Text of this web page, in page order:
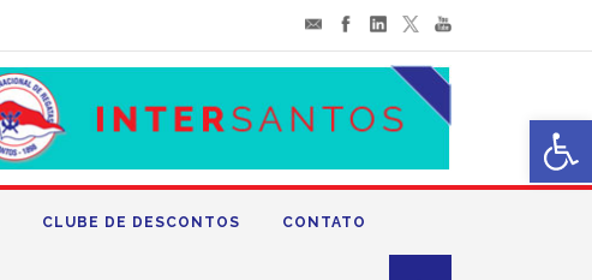
CLUBE DE DESCONTOS CONTATO
Abrir